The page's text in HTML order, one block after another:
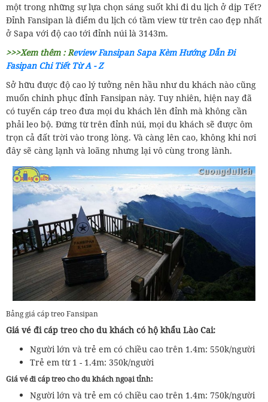
một trong những sự lựa chọn sáng suốt khi đi du lịch ở dịp Tết?
Đỉnh Fansipan là điểm du lịch có tầm view từ trên cao đẹp nhất
ở Sapa với độ cao tới đỉnh núi là 3143m.
>>>Xem thêm : Review Fansipan Sapa Kèm Hướng Dẫn Đi
Fasipan Chi Tiết Từ A - Z
Sở hữu được độ cao lý tưởng nên hầu như du khách nào cũng
muốn chinh phục đỉnh Fansipan này. Tuy nhiên, hiện nay đã
có tuyến cáp treo đưa mọi du khách lên đỉnh mà không cần
phải leo bộ. Đứng từ trên đỉnh núi, mọi du khách sẽ được ôm
trọn cả đất trời vào trong lòng. Và càng lên cao, không khi nơi
đây sẽ càng lạnh và loãng nhưng lại vô cùng trong lành.
Bảng giá cáp treo Fansipan
Giá vé đi cáp treo cho du khách có hộ khẩu Lào Cai:
Người lớn và trẻ em có chiều cao trên 1.4m: 550k/người
Trẻ em từ 1 - 1.4m: 350k/người
Giá vé đi cáp treo cho du khách ngoại tỉnh:
Người lớn và trẻ em có chiều cao trên 1.4m: 750k/người